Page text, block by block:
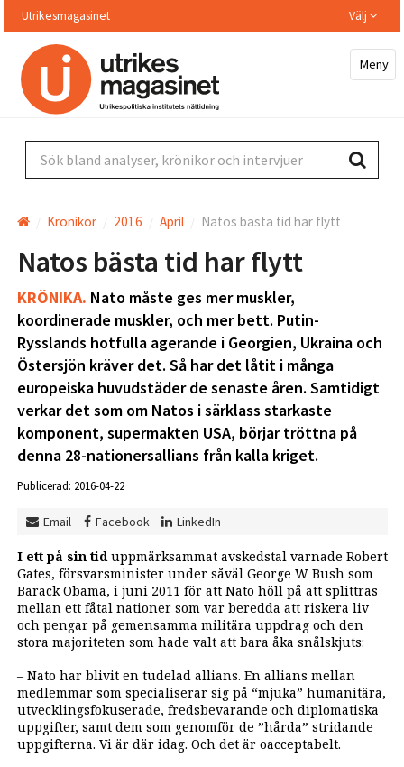
Hoppa
huvudinnehållet
Utrikesmagasinet Välj
Meny
Krönikor 2016 April Natos bästa tid har flytt
Natos bästa tid har flytt
KRÖNIKA. Nato måste ges mer muskler,
koordinerade muskler, och mer bett. Putin-
Rysslands hotfulla agerande i Georgien, Ukraina och
Östersjön kräver det. Så har det låtit i många
europeiska huvudstäder de senaste åren. Samtidigt
verkar det som om Natos i särklass starkaste
komponent, supermakten USA, börjar tröttna på
denna 28-nationersallians från kalla kriget.
Publicerad: 2016-04-22
Email Facebook LinkedIn
I ett på sin tiduppmärksammat avskedstal varnade Robert
Gates, försvarsminister under såväl George W Bush som
Barack Obama, i juni 2011 för att Nato höll på att splittras
mellan ett fåtal nationer som var beredda att riskera liv
och pengar på gemensamma militära uppdrag och den
stora majoriteten som hade valt att bara åka snålskjuts:
– Nato har blivit en tudelad allians. En allians mellan
medlemmar som specialiserar sig på “mjuka” humanitära,
utvecklingsfokuserade, fredsbevarande och diplomatiska
uppgifter, samt dem som genomför de ”hårda” stridande
uppgifterna. Vi är där idag. Och det är oacceptabelt.